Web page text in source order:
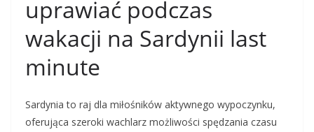
uprawiać podczas
wakacji na Sardynii last
minute
Sardynia to raj dla miłośników aktywnego wypoczynku,
oferująca szeroki wachlarz możliwości spędzania czasu